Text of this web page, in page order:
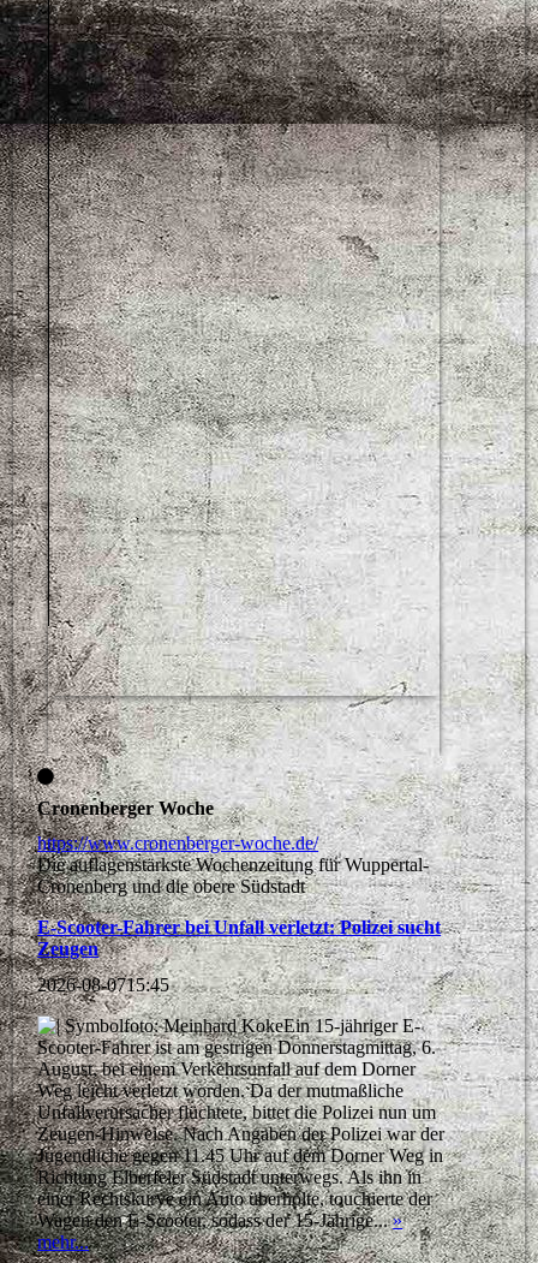
Cronenberger Woche
https://www.cronenberger-woche.de/
Die auflagenstärkste Wochenzeitung für Wuppertal-
Cronenberg und die obere Südstadt
E-Scooter-Fahrer bei Unfall verletzt: Polizei sucht
Zeugen
2026-08-0715:45
Ein 15-jähriger E-
Scooter-Fahrer ist am gestrigen Donnerstagmittag, 6.
August, bei einem Verkehrsunfall auf dem Dorner
Weg leicht verletzt worden. Da der mutmaßliche
Unfallverursacher flüchtete, bittet die Polizei nun um
Zeugen-Hinweise. Nach Angaben der Polizei war der
Jugendliche gegen 11.45 Uhr auf dem Dorner Weg in
Richtung Elberfeler Südstadt unterwegs. Als ihn in
einer Rechtskurve ein Auto überholte, touchierte der
Wagen den E-Scooter, sodass der 15-Jährige...»
mehr...